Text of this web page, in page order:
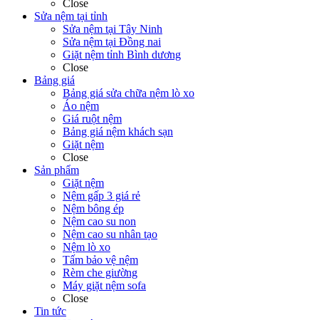
Close
Sửa nệm tại tỉnh
Sửa nệm tại Tây Ninh
Sửa nệm tại Đồng nai
Giặt nệm tỉnh Bình dương
Close
Bảng giá
Bảng giá sửa chữa nệm lò xo
Áo nệm
Giá ruột nệm
Bảng giá nệm khách sạn
Giặt nệm
Close
Sản phẩm
Giặt nệm
Nệm gấp 3 giá rẻ
Nệm bông ép
Nệm cao su non
Nệm cao su nhân tạo
Nệm lò xo
Tấm bảo vệ nệm
Rèm che giường
Máy giặt nệm sofa
Close
Tin tức